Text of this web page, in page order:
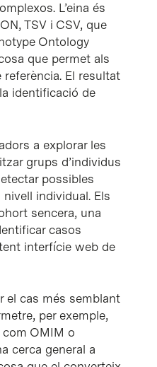
L’eina és
TSV i CSV, que
Ontology
que permet als
El resultat
identificació de
a explorar les
grups d’individus
possibles
individual. Els
sencera, una
casos
interfície web de
el cas més semblant
per exemple,
OMIM o
cerca general a